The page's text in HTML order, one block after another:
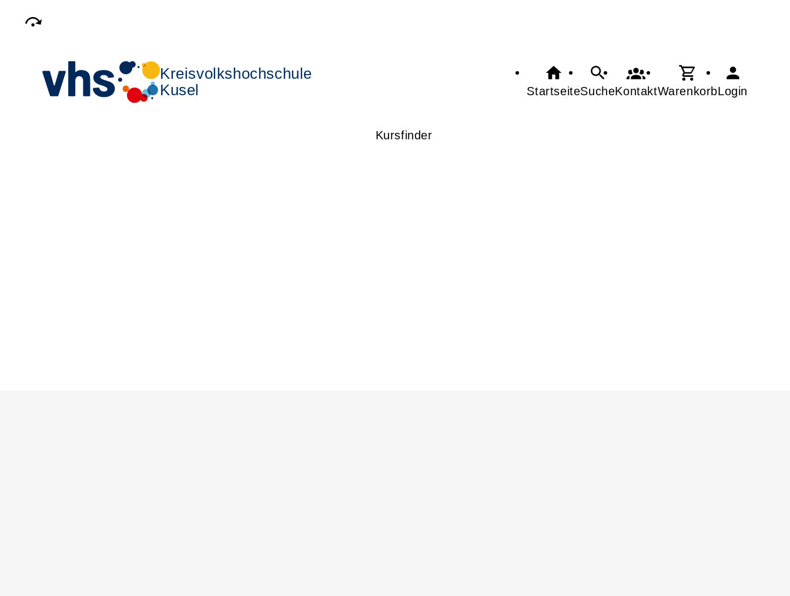
Kreisvolkshochschule
Kusel
StartseiteSucheKontaktWarenkorbLogin
Kursfinder